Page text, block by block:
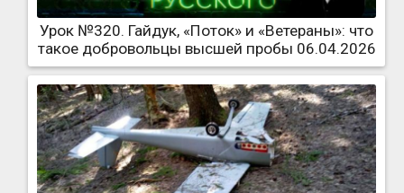
Урок №320. Гайдук, «Поток» и «Ветераны»: что
такое добровольцы высшей пробы 06.04.2026